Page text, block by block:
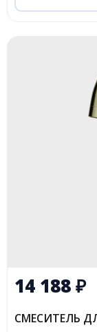
14 188₽
СМЕСИТЕЛЬ